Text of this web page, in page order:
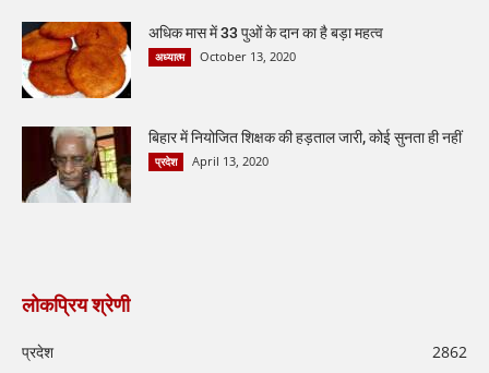
अधिक मास में 33 पुओं के दान का है बड़ा महत्व
अध्यात्म October 13, 2020
बिहार में नियोजित शिक्षक की हड़ताल जारी, कोई सुनता ही नहीं
प्रदेश April 13, 2020
लोकप्रिय श्रेणी
प्रदेश
2862